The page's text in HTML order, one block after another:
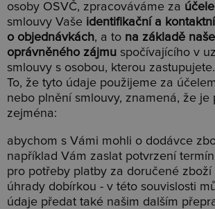
osoby OSVČ, zpracováváme za
smlouvy Vaše identifikační a
o objednávkách, a to na základě
oprávněného zájmu spočívajícího v
smlouvy s osobou, kterou zastupujete.
To, že tyto údaje použijeme za
nebo plnění smlouvy, znamená, že je
zejména:
abychom s Vámi mohli o dodávce
například Vám zaslat potvrzení
pro potřeby platby za doručené zboží
úhrady dobírkou - v této souvislosti
údaje předat také našim dalším